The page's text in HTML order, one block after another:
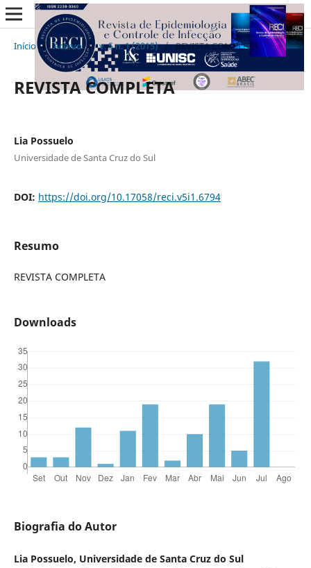
Início / Acervo / v. 5 n. 1 (2015) / REVISTA COMPLETA
REVISTA COMPLETA
Lia Possuelo
Universidade de Santa Cruz do Sul
DOI: https://doi.org/10.17058/reci.v5i1.6794
Resumo
REVISTA COMPLETA
Downloads
Biografia do Autor
Lia Possuelo, Universidade de Santa Cruz do Sul